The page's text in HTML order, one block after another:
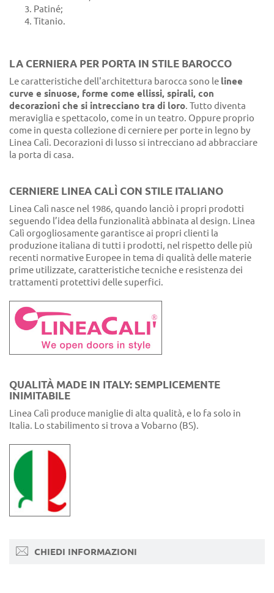
Patiné;
Titanio.
LA CERNIERA PER PORTA IN STILE BAROCCO
Le caratteristiche dell'architettura barocca sono le linee
curve e sinuose, forme come ellissi, spirali, con
decorazioni che si intrecciano tra di loro. Tutto diventa
meraviglia e spettacolo, come in un teatro. Oppure proprio
come in questa collezione di cerniere per porte in legno by
Linea Calì. Decorazioni di lusso si intrecciano ad abbracciare
la porta di casa.
CERNIERE LINEA CALÌ CON STILE ITALIANO
Linea Calì nasce nel 1986, quando lanciò i propri prodotti
seguendo l’idea della funzionalità abbinata al design. Linea
Calì orgogliosamente garantisce ai propri clienti la
produzione italiana di tutti i prodotti, nel rispetto delle più
recenti normative Europee in tema di qualità delle materie
prime utilizzate, caratteristiche tecniche e resistenza dei
trattamenti protettivi delle superfici.
QUALITÀ MADE IN ITALY: SEMPLICEMENTE
INIMITABILE
Linea Calì produce maniglie di alta qualità, e lo fa solo in
Italia. Lo stabilimento si trova a Vobarno (BS).
CHIEDI INFORMAZIONI